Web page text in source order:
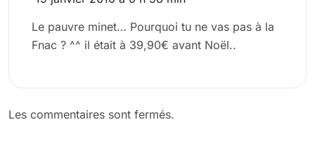
Le pauvre minet… Pourquoi tu ne vas pas à la
Fnac ? ^^ il était à 39,90€ avant Noël..
Les commentaires sont fermés.